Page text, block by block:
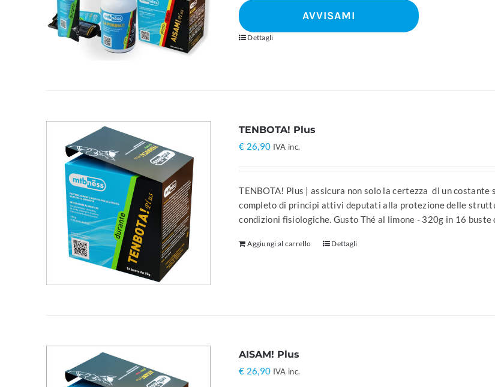
AVVISAMI
Dettagli
TENBOTA! Plus
€ 26,90 IVA inc.
TENBOTA! Plus | assicura non solo la certezza di un
completo di principi attivi deputati alla protezione delle
condizioni fisiologiche. Gusto Thé al limone - 320g in 16 buste
Aggiungi al carrello Dettagli
AISAM! Plus
€ 26,90 IVA inc.